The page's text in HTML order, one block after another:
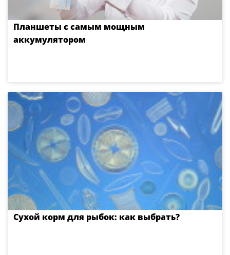
Планшеты с самым мощным
аккумулятором
Сухой корм для рыбок: как выбрать?